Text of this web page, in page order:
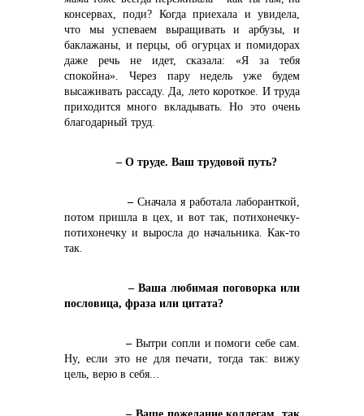
консервах, поди? Когда приехала и увидела,
что мы успеваем выращивать и арбузы, и
баклажаны, и перцы, об огурцах и помидорах
даже речь не идет, сказала: «Я за тебя
спокойна». Через пару недель уже будем
высаживать рассаду. Да, лето короткое. И труда
приходится много вкладывать. Но это очень
благодарный труд.
– О труде. Ваш трудовой путь?
–Сначала я работала лаборанткой,
потом пришла в цех, и вот так, потихонечку-
потихонечку и выросла до начальника. Как-то
так.
– Ваша любимая поговорка или
пословица, фраза или цитата?
–Вытри сопли и помоги себе сам.
Ну, если это не для печати, тогда так: вижу
цель, верю в себя...